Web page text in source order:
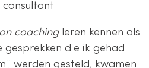
consultant
coaching leren kennen als
die ik gehad
werden gesteld, kwamen